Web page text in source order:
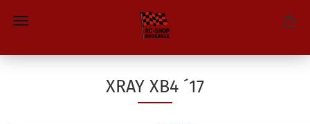
XRAY XB4 ´17